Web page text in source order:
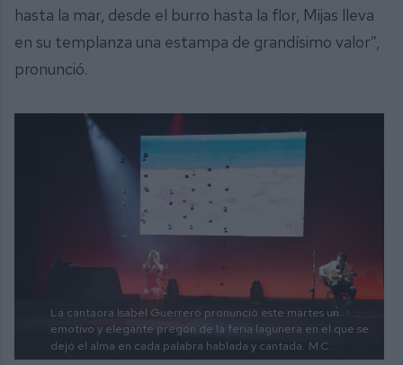
hasta la mar, desde el burro hasta la flor, Mijas lleva
en su templanza una estampa de grandísimo valor”,
pronunció.
La cantaora Isabel Guerrero pronunció este martes un
emotivo y elegante pregón de la feria lagunera en el que se
dejó el alma en cada palabra hablada y cantada. M.C.